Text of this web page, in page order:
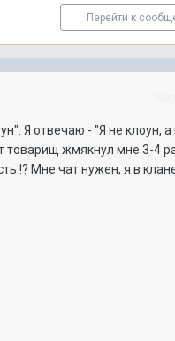
Перейти к
Я отвечаю - "Я не клоун, а
товарищ жмякнул мне 3-4
!? Мне чат нужен, я в